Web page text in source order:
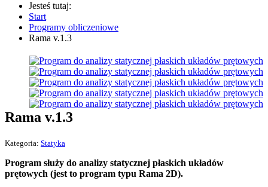
Jesteś tutaj:
Start
Programy obliczeniowe
Rama v.1.3
Rama v.1.3
Kategoria: Statyka
Program służy do analizy statycznej płaskich układów
prętowych (jest to program typu Rama 2D).